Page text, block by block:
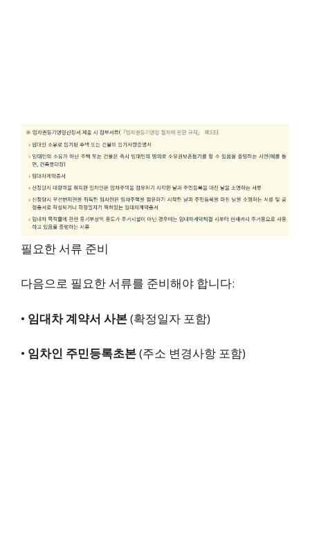
필요한 서류 준비
다음으로 필요한 서류를 준비해야 합니다:
• 임대차 계약서 사본(확정일자 포함)
• 임차인 주민등록초본(주소 변경사항 포함)